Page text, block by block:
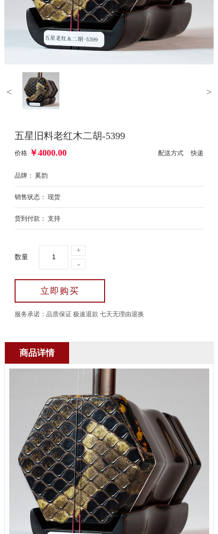
< >
五星旧料老红木二胡-5399
价格 ￥4000.00 配送方式 快递
品牌： 奚韵
销售状态： 现货
货到付款： 支持
数量
-
+
立即购买
服务承诺：品质保证 极速退款 七天无理由退换
商品详情